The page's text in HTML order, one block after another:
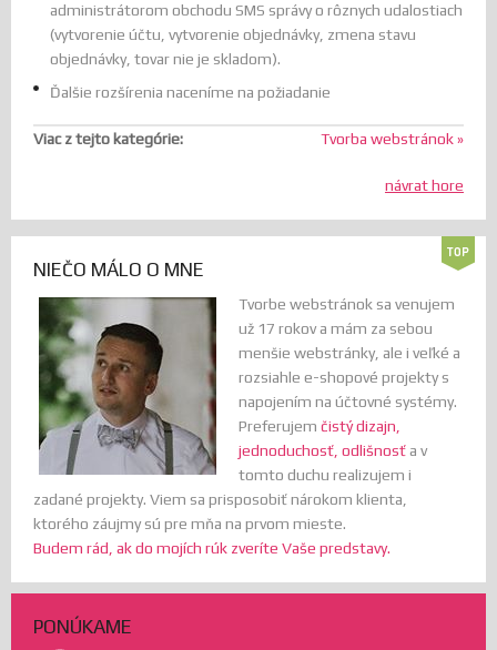
administrátorom obchodu SMS správy o rôznych udalostiach
(vytvorenie účtu, vytvorenie objednávky, zmena stavu
objednávky, tovar nie je skladom).
Ďalšie rozšírenia naceníme na požiadanie
Viac z tejto kategórie: Tvorba webstránok »
návrat hore
NIEČO MÁLO O MNE
Tvorbe webstránok sa venujem
už 17 rokov a mám za sebou
menšie webstránky, ale i veľké a
rozsiahle e-shopové projekty s
napojením na účtovné systémy.
Preferujem čistý dizajn,
jednoduchosť, odlišnosť a v
tomto duchu realizujem i
zadané projekty. Viem sa prisposobiť nárokom klienta,
ktorého záujmy sú pre mňa na prvom mieste.
Budem rád, ak do mojích rúk zveríte Vaše predstavy.
PONÚKAME